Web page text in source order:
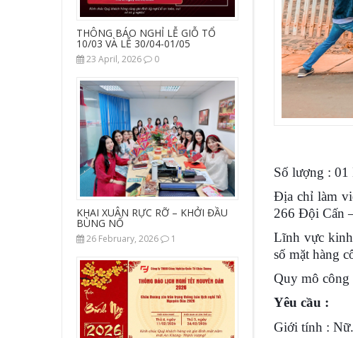
THÔNG BÁO NGHỈ LỄ GIỖ TỔ
10/03 VÀ LỄ 30/04-01/05
23 April, 2026 0
KHAI XUÂN RỰC RỠ – KHỞI ĐẦU
BÙNG NỔ
26 February, 2026 1
Số lượng : 01
Địa chỉ làm
266 Đội Cấn
Lĩnh vực kinh
số mặt hàng
Quy mô
Yêu cầu :
Giới tính : Nữ.